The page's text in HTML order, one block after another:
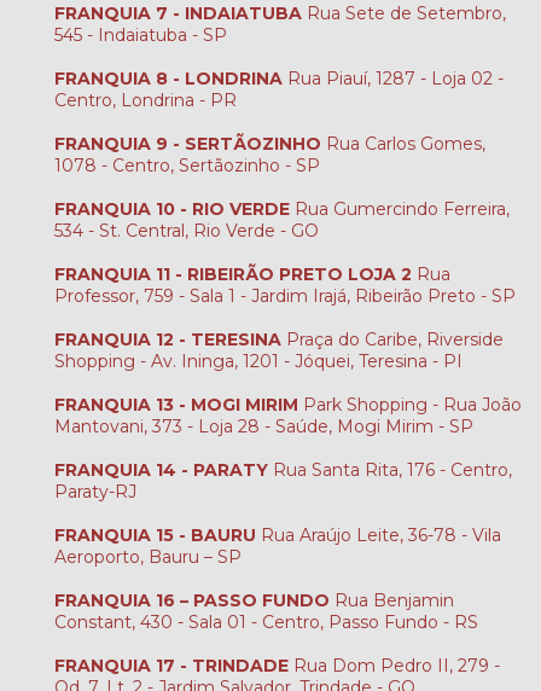
FRANQUIA 7 - INDAIATUBA Rua Sete de Setembro,
545 - Indaiatuba - SP
FRANQUIA 8 - LONDRINA Rua Piauí, 1287 - Loja 02 -
Centro, Londrina - PR
FRANQUIA 9 - SERTÃOZINHO Rua Carlos Gomes,
1078 - Centro, Sertãozinho - SP
FRANQUIA 10 - RIO VERDE Rua Gumercindo Ferreira,
534 - St. Central, Rio Verde - GO
FRANQUIA 11 - RIBEIRÃO PRETO LOJA 2 Rua
Professor, 759 - Sala 1 - Jardim Irajá, Ribeirão Preto - SP
FRANQUIA 12 - TERESINA Praça do Caribe, Riverside
Shopping - Av. Ininga, 1201 - Jóquei, Teresina - PI
FRANQUIA 13 - MOGI MIRIM Park Shopping - Rua João
Mantovani, 373 - Loja 28 - Saúde, Mogi Mirim - SP
FRANQUIA 14 - PARATY Rua Santa Rita, 176 - Centro,
Paraty-RJ
FRANQUIA 15 - BAURU Rua Araújo Leite, 36-78 - Vila
Aeroporto, Bauru – SP
FRANQUIA 16 – PASSO FUNDO Rua Benjamin
Constant, 430 - Sala 01 - Centro, Passo Fundo - RS
FRANQUIA 17 - TRINDADE Rua Dom Pedro II, 279 -